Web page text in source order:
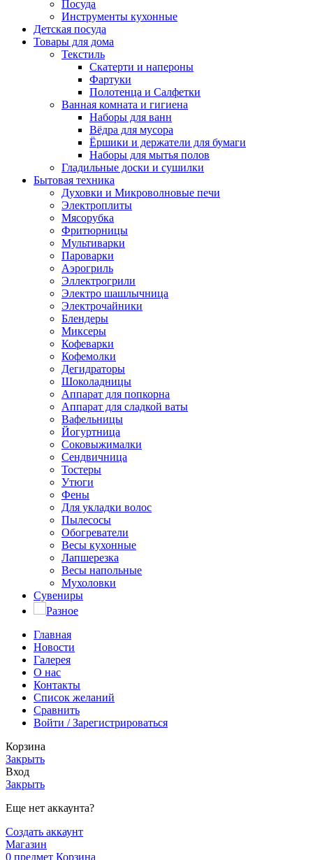
Посуда
Инструменты кухонные
Детская посуда
Товары для дома
Текстиль
Скатерти и напероны
Фартуки
Полотенца и Салфетки
Ванная комната и гигиена
Наборы для ванн
Вёдра для мусора
Ёршики и держатели для бумаги
Наборы для мытья полов
Гладильные доски и сушилки
Бытовая техника
Духовки и Микроволновые печи
Электроплиты
Мясорубка
Фритюрницы
Мультиварки
Пароварки
Аэрогриль
Эллектрогрили
Электро шашлычница
Электрочайники
Блендеры
Миксеры
Кофеварки
Кофемолки
Дегидраторы
Шоколадницы
Аппарат для попкорна
Аппарат для сладкой ваты
Вафельницы
Йогуртница
Соковыжималки
Сендвичница
Тостеры
Утюги
Фены
Для укладки волос
Пылесосы
Обогреватели
Весы кухонные
Лапшерезка
Весы напольные
Мухоловки
Сувениры
Разное
Главная
Новости
Галерея
О нас
Контакты
Список желаний
Сравнить
Войти / Зарегистрироваться
Корзина
Закрыть
Вход
Закрыть
Еще нет аккаунта?
Создать аккаунт
Магазин
0 предмет Корзина